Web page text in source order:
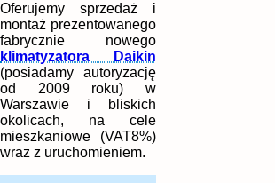
Oferujemy sprzedaż i
montaż prezentowanego
fabrycznie nowego
klimatyzatora Daikin
(posiadamy autoryzację
od 2009 roku) w
Warszawie i bliskich
okolicach, na cele
mieszkaniowe (VAT8%)
wraz z uruchomieniem.